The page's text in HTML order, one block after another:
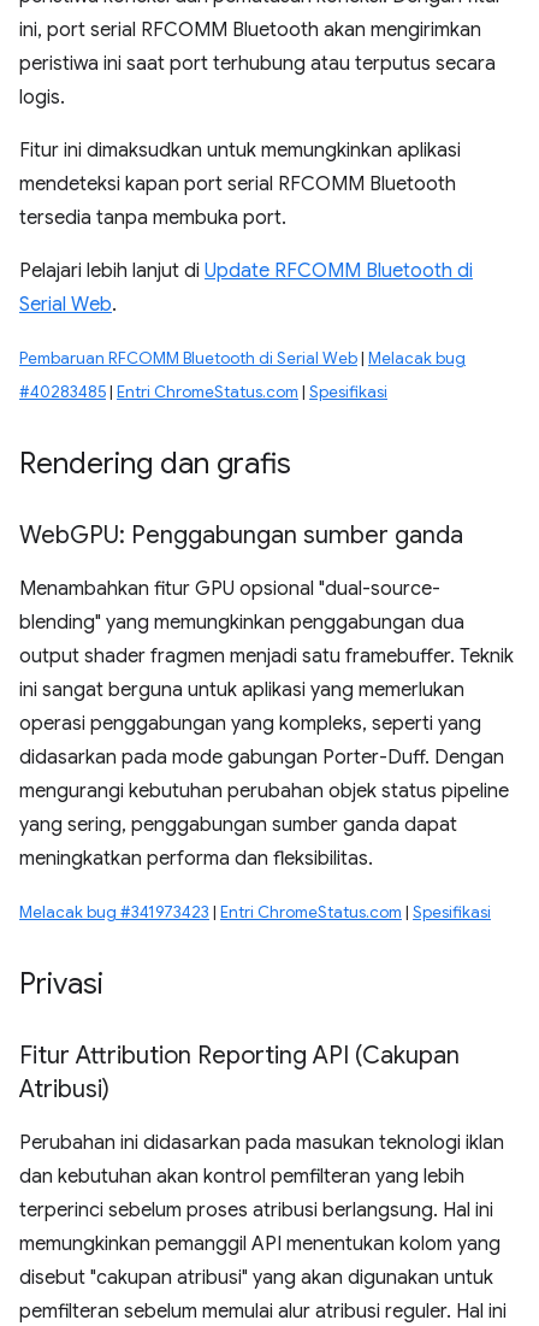
ini, port serial RFCOMM Bluetooth akan mengirimkan
peristiwa ini saat port terhubung atau terputus secara
logis.
Fitur ini dimaksudkan untuk memungkinkan aplikasi
mendeteksi kapan port serial RFCOMM Bluetooth
tersedia tanpa membuka port.
Pelajari lebih lanjut di Update RFCOMM Bluetooth di
Serial Web.
Pembaruan RFCOMM Bluetooth di Serial Web| Melacak bug
#40283485| Entri ChromeStatus.com | Spesifikasi
Rendering dan grafis
WebGPU: Penggabungan sumber ganda
Menambahkan fitur GPU opsional "dual-source-
blending" yang memungkinkan penggabungan dua
output shader fragmen menjadi satu framebuffer. Teknik
ini sangat berguna untuk aplikasi yang memerlukan
operasi penggabungan yang kompleks, seperti yang
didasarkan pada mode gabungan Porter-Duff. Dengan
mengurangi kebutuhan perubahan objek status pipeline
yang sering, penggabungan sumber ganda dapat
meningkatkan performa dan fleksibilitas.
Melacak bug #341973423 | Entri ChromeStatus.com | Spesifikasi
Privasi
Fitur Attribution Reporting API (Cakupan
Atribusi)
Perubahan ini didasarkan pada masukan teknologi iklan
dan kebutuhan akan kontrol pemfilteran yang lebih
terperinci sebelum proses atribusi berlangsung. Hal ini
memungkinkan pemanggil API menentukan kolom yang
disebut "cakupan atribusi" yang akan digunakan untuk
pemfilteran sebelum memulai alur atribusi reguler. Hal ini